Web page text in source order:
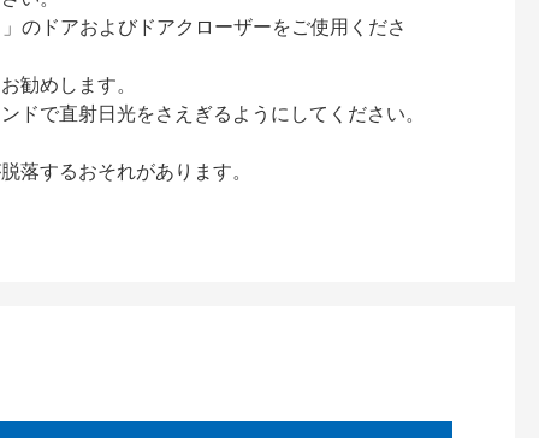
のドアおよびドアクローザーをご使用くださ
勧めします。
で直射日光をさえぎるようにしてください。
落するおそれがあります。